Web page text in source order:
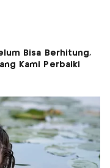
Bisa Berhitung,
Kami Perbaiki